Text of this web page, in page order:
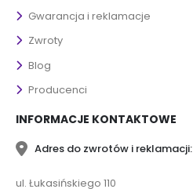
Gwarancja i reklamacje
Zwroty
Blog
Producenci
INFORMACJE KONTAKTOWE
Adres do zwrotów i reklamacji:
ul. Łukasińskiego 110